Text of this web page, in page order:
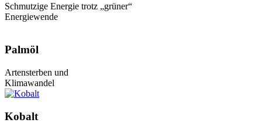
Schmutzige Energie trotz „grüner“
Energiewende
Palmöl
Artensterben und
Klimawandel
Kobalt